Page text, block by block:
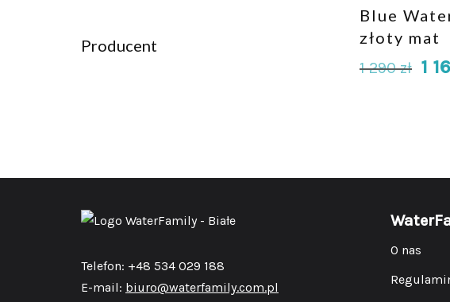
Producent
Blue
złoty mat
1 290zł 1
Telefon: +48 534 029 188
E-mail: biuro@waterfamily.com.pl
O nas